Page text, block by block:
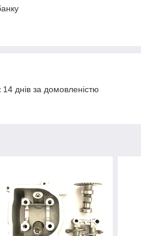
днів за домовленістю